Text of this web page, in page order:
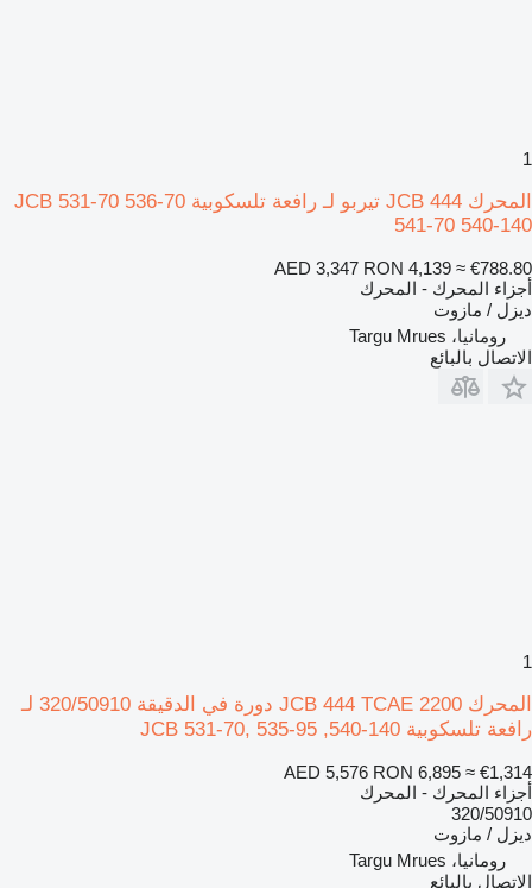
1
المحرك JCB 444 تيربو لـ رافعة تلسكوبية JCB 531-70 536-70
541-70 540-140
AED 3,347 RON 4,139 ≈ €788.80
أجزاء المحرك - المحرك
ديزل / مازوت
رومانيا، Targu Mrues
الاتصال بالبائع
1
المحرك JCB 444 TCAE 2200 دورة في الدقيقة 320/50910 لـ
رافعة تلسكوبية JCB 531-70, 535-95 ,540-140
AED 5,576 RON 6,895 ≈ €1,314
أجزاء المحرك - المحرك
320/50910
ديزل / مازوت
رومانيا، Targu Mrues
الاتصال بالبائع